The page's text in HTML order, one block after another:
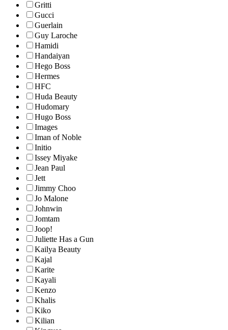
Gritti
Gucci
Guerlain
Guy Laroche
Hamidi
Handaiyan
Hego Boss
Hermes
HFC
Huda Beauty
Hudomary
Hugo Boss
Images
Iman of Noble
Initio
Issey Miyake
Jean Paul
Jett
Jimmy Choo
Jo Malone
Johnwin
Jomtam
Joop!
Juliette Has a Gun
Kailya Beauty
Kajal
Karite
Kayali
Kenzo
Khalis
Kiko
Kilian